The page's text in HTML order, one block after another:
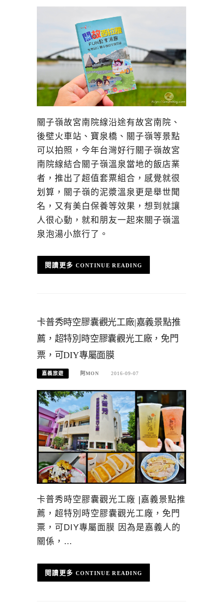
關子嶺故宮南院線沿途有故宮南院、
後壁火車站、寶泉橋、關子嶺等景點
可以拍照，今年台灣好行關子嶺故宮
南院線結合關子嶺溫泉當地的飯店業
者，推出了超值套票組合，感覺就很
划算，關子嶺的泥漿溫泉更是舉世聞
名，又有美白保養等效果，想到就讓
人很心動，就和朋友一起來關子嶺溫
泉泡湯小旅行了。
CONTINUE READING
卡普秀時空膠囊觀光工廠|嘉義景點推
薦，超特別時空膠囊觀光工廠，免門
票，可DIY專屬面膜
嘉義旅遊 阿MON 2016-09-07
卡普秀時空膠囊觀光工廠 |嘉義景點推
薦，超特別時空膠囊觀光工廠，免門
票，可DIY專屬面膜 因為是嘉義人的
關係，…
CONTINUE READING